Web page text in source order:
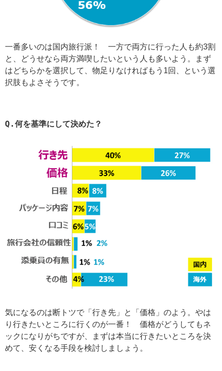
一番多いのは国内旅行派！ 一方で両方に行った人も約3割
と、どうせなら両方満喫したいという人も多いよう。まず
はどちらかを選択して、物足りなければもう1回、という選
択肢もよさそうです。
Q. 何を基準にして決めた？
気になるのは断トツで「行き先」と「価格」のよう。やは
り行きたいところに行くのが一番！ 価格がどうしてもネ
ックになりがちですが、まずは本当に行きたいところを決
めて、安くなる手段を検討しましょう。